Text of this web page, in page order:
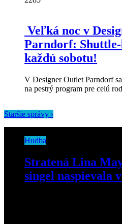
Veľká noc v
Parndorf:
každú sobotu!
V Designer Outlet Parndorf
na pestrý program pre celú
Staršie správy ›
Hudba
Stratená Lina
singel naspievala